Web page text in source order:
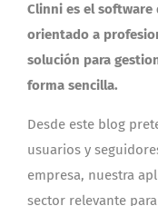
Clinni es el software
orientado a
solución para
forma sencilla.
Desde este blog
usuarios y
empresa, nuestra
sector relevante